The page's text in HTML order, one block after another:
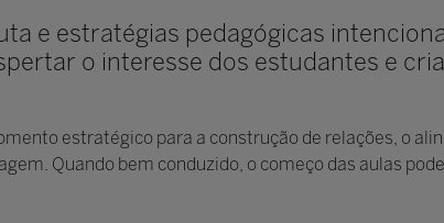
e estratégias pedagógicas
o interesse dos estudantes e
estratégico para a construção de relações, o
Quando bem conduzido, o começo das aulas